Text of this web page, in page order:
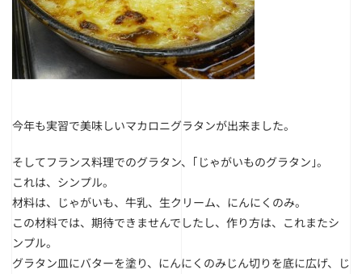
今年も実習で美味しいマカロニグラタンが出来ました。
そしてフランス料理でのグラタン、｢じゃがいものグラタン｣。
これは、シンプル。
材料は、じゃがいも、牛乳、生クリーム、にんにくのみ。
この材料では、期待できませんでしたし、作り方は、これまたシ
ンプル。
グラタン皿にバターを塗り、にんにくのみじん切りを底に広げ、じ